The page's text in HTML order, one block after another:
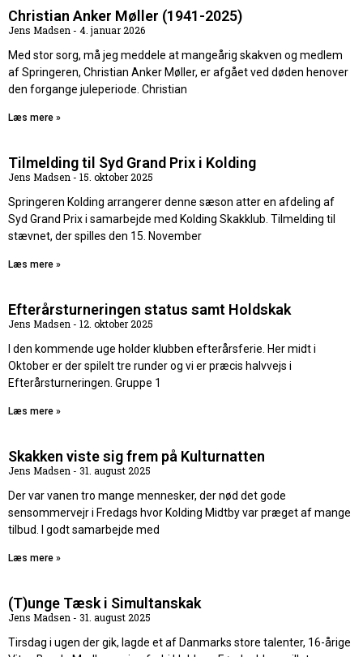
Christian Anker Møller (1941-2025)
Jens Madsen
4. januar 2026
Med stor sorg, må jeg meddele at mangeårig skakven og medlem
af Springeren, Christian Anker Møller, er afgået ved døden henover
den forgange juleperiode. Christian
Læs mere »
Tilmelding til Syd Grand Prix i Kolding
Jens Madsen
15. oktober 2025
Springeren Kolding arrangerer denne sæson atter en afdeling af
Syd Grand Prix i samarbejde med Kolding Skakklub. Tilmelding til
stævnet, der spilles den 15. November
Læs mere »
Efterårsturneringen status samt Holdskak
Jens Madsen
12. oktober 2025
I den kommende uge holder klubben efterårsferie. Her midt i
Oktober er der spilelt tre runder og vi er præcis halvvejs i
Efterårsturneringen. Gruppe 1
Læs mere »
Skakken viste sig frem på Kulturnatten
Jens Madsen
31. august 2025
Der var vanen tro mange mennesker, der nød det gode
sensommervejr i Fredags hvor Kolding Midtby var præget af mange
tilbud. I godt samarbejde med
Læs mere »
(T)unge Tæsk i Simultanskak
Jens Madsen
31. august 2025
Tirsdag i ugen der gik, lagde et af Danmarks store talenter, 16-årige